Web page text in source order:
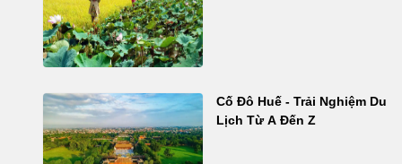
Cố Đô Huế - Trải Nghiệm Du
Lịch Từ A Đến Z